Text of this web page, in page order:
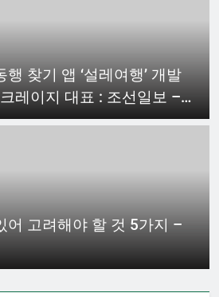
찾기 앱 ‘설레여행’ 개발
레이지 대표 : 조선일보 –
들
어 고려해야 할 것 5가지 –